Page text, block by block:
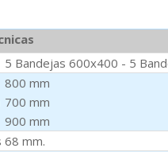
5 Bandejas 600x400 - 5
800 mm
700 mm
900 mm
68 mm.